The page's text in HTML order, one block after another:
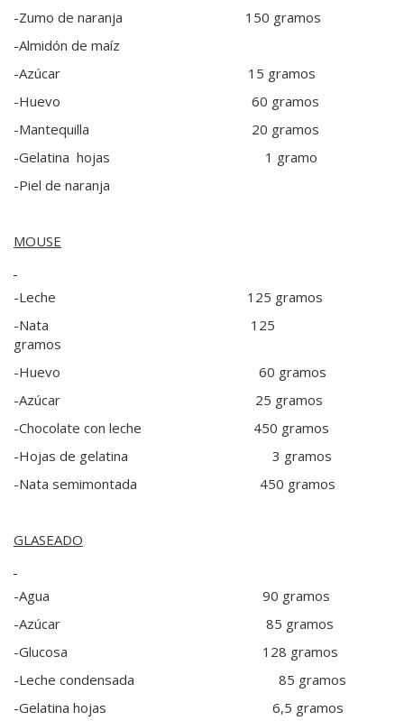
-Zumo de naranja 150 gramos
-Almidón de maíz
-Azúcar 15 gramos
-Huevo 60 gramos
-Mantequilla 20 gramos
-Gelatina hojas 1 gramo
-Piel de naranja
MOUSE
-Leche 125 gramos
-Nata 125
gramos
-Huevo 60 gramos
-Azúcar 25 gramos
-Chocolate con leche 450 gramos
-Hojas de gelatina 3 gramos
-Nata semimontada 450 gramos
GLASEADO
-Agua 90 gramos
-Azúcar 85 gramos
-Glucosa 128 gramos
-Leche condensada 85 gramos
-Gelatina hojas 6,5 gramos